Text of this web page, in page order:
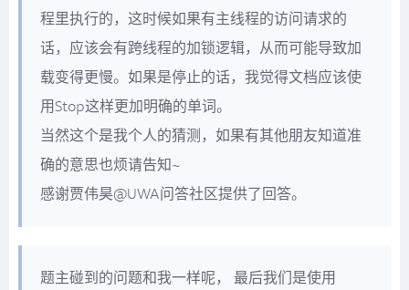
程里执行的，这时候如果有主线程的访问请求的
话，应该会有跨线程的加锁逻辑，从而可能导致加
载变得更慢。如果是停止的话，我觉得文档应该使
用Stop这样更加明确的单词。
当然这个是我个人的猜测，如果有其他朋友知道准
确的意思也烦请告知~
感谢贾伟昊@UWA问答社区提供了回答。
题主碰到的问题和我一样呢， 最后我们是使用